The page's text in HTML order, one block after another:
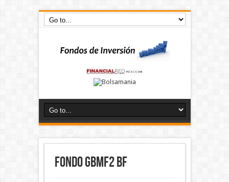
Fondo GBMF2 BF